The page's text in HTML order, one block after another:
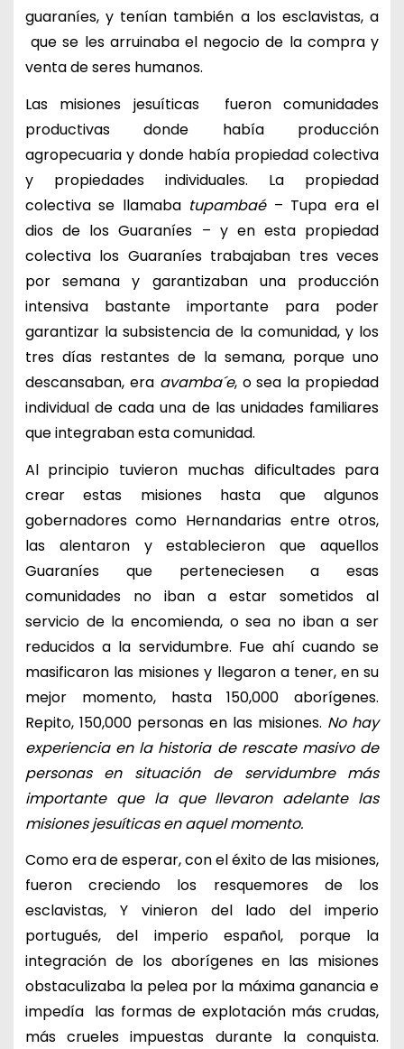
guaraníes, y tenían también a los esclavistas, a
que se les arruinaba el negocio de la compra y
venta de seres humanos.
Las misiones jesuíticas fueron comunidades
productivas donde había producción
agropecuaria y donde había propiedad colectiva
y propiedades individuales. La propiedad
colectiva se llamaba tupambaé– Tupa era el
dios de los Guaraníes – y en esta propiedad
colectiva los Guaraníes trabajaban tres veces
por semana y garantizaban una producción
intensiva bastante importante para poder
garantizar la subsistencia de la comunidad, y los
tres días restantes de la semana, porque uno
descansaban, era avamba´e, o sea la propiedad
individual de cada una de las unidades familiares
que integraban esta comunidad.
Al principio tuvieron muchas dificultades para
crear estas misiones hasta que algunos
gobernadores como Hernandarias entre otros,
las alentaron y establecieron que aquellos
Guaraníes que perteneciesen a esas
comunidades no iban a estar sometidos al
servicio de la encomienda, o sea no iban a ser
reducidos a la servidumbre. Fue ahí cuando se
masificaron las misiones y llegaron a tener, en su
mejor momento, hasta 150,000 aborígenes.
Repito, 150,000 personas en las misiones. No hay
experiencia en la historia de rescate masivo de
personas en situación de servidumbre más
importante que la que llevaron adelante las
misiones jesuíticas en aquel momento.
Como era de esperar, con el éxito de las misiones,
fueron creciendo los resquemores de los
esclavistas, Y vinieron del lado del imperio
portugués, del imperio español, porque la
integración de los aborígenes en las misiones
obstaculizaba la pelea por la máxima ganancia e
impedía las formas de explotación más crudas,
más crueles impuestas durante la conquista.